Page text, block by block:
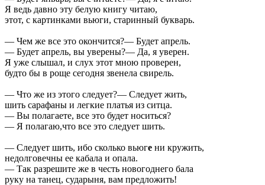
Я ведь давно эту белую книгу читаю,
этот, с картинками вьюги, старинный букварь.
— Чем же все это окончится?— Будет апрель.
— Будет апрель, вы уверены?— Да, я уверен.
Я уже слышал, и слух этот мною проверен,
будто бы в роще сегодня звенела свирель.
— Что же из этого следует?— Следует жить,
шить сарафаны и легкие платья из ситца.
— Вы полагаете, все это будет носиться?
— Я полагаю,что все это следует шить.
— Следует шить, ибо сколько вьюге ни кружить,
недолговечны ее кабала и опала.
— Так разрешите же в честь новогоднего бала
руку на танец, сударыня, вам предложить!